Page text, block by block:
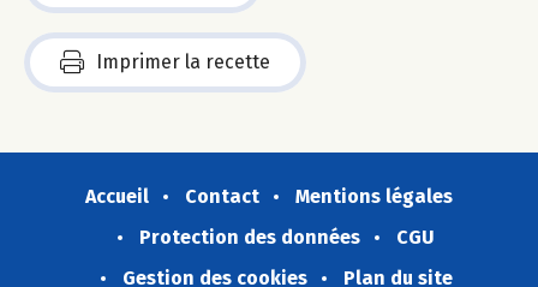
Imprimer la recette
Accueil Contact
Mentions légales
Protection des données
CGU
Gestion des cookies
Plan du site